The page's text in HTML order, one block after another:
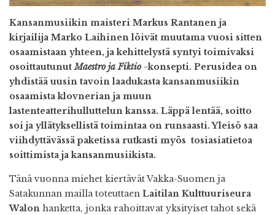
Kansanmusiikin maisteri Markus Rantanen ja
kirjailija Marko Laihinen löivät muutama vuosi sitten
osaamistaan yhteen, ja kehittelystä syntyi toimivaksi
osoittautunutMaestro ja Fiktio-konsepti. Perusidea on
yhdistää uusin tavoin laadukasta kansanmusiikin
osaamista klovnerian ja muun
lastenteatterihulluttelun kanssa. Läppä lentää, soitto
soi ja yllätyksellistä toimintaa on runsaasti. Yleisö saa
viihdyttävässä paketissa rutkasti myös tosiasiatietoa
soittimista ja kansanmusiikista.
Tänä vuonna miehet kiertävät Vakka-Suomen ja
Satakunnan mailla toteuttaen Laitilan Kulttuuriseura
Walon hanketta, jonka rahoittavat yksityiset tahot sekä